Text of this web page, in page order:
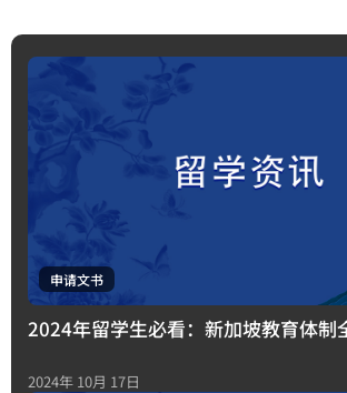
申请文书
2024年留学生必看：新加坡教育体制
2024年 10月 17日